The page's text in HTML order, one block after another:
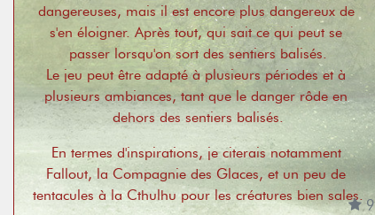
9
dangereuses, mais il est encore plus dangereux de
s'en éloigner. Après tout, qui sait ce qui peut se
passer lorsqu'on sort des sentiers balisés.
Le jeu peut être adapté à plusieurs périodes et à
plusieurs ambiances, tant que le danger rôde en
dehors des sentiers balisés.
En termes d'inspirations, je citerais notamment
Fallout, la Compagnie des Glaces, et un peu de
tentacules à la Cthulhu pour les créatures bien sales.